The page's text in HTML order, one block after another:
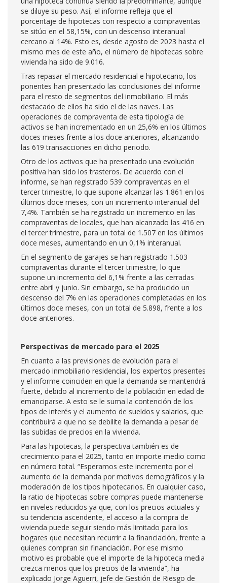
se diluye su peso. Así, el informe refleja que el
porcentaje de hipotecas con respecto a compraventas
se sitúo en el 58,15%, con un descenso interanual
cercano al 14%. Esto es, desde agosto de 2023 hasta el
mismo mes de este año, el número de hipotecas sobre
vivienda ha sido de 9.016.
Tras repasar el mercado residencial e hipotecario, los
ponentes han presentado las conclusiones del informe
para el resto de segmentos del inmobiliario. El más
destacado de ellos ha sido el de las naves. Las
operaciones de compraventa de esta tipología de
activos se han incrementado en un 25,6% en los últimos
doces meses frente a los doce anteriores, alcanzando
las 619 transacciones en dicho periodo.
Otro de los activos que ha presentado una evolución
positiva han sido los trasteros. De acuerdo con el
informe, se han registrado 539 compraventas en el
tercer trimestre, lo que supone alcanzar las 1.861 en los
últimos doce meses, con un incremento interanual del
7,4%. También se ha registrado un incremento en las
compraventas de locales, que han alcanzado las 416 en
el tercer trimestre, para un total de 1.507 en los últimos
doce meses, aumentando en un 0,1% interanual.
En el segmento de garajes se han registrado 1.503
compraventas durante el tercer trimestre, lo que
supone un incremento del 6,1% frente a las cerradas
entre abril y junio. Sin embargo, se ha producido un
descenso del 7% en las operaciones completadas en los
últimos doce meses, con un total de 5.898, frente a los
doce anteriores.
Perspectivas de mercado para el 2025
En cuanto a las previsiones de evolución para el
mercado inmobiliario residencial, los expertos presentes
y el informe coinciden en que la demanda se mantendrá
fuerte, debido al incremento de la población en edad de
emanciparse. A esto se le suma la contención de los
tipos de interés y el aumento de sueldos y salarios, que
contribuirá a que no se debilite la demanda a pesar de
las subidas de precios en la vivienda.
Para las hipotecas, la perspectiva también es de
crecimiento para el 2025, tanto en importe medio como
en número total. “Esperamos este incremento por el
aumento de la demanda por motivos demográficos y la
moderación de los tipos hipotecarios. En cualquier caso,
la ratio de hipotecas sobre compras puede mantenerse
en niveles reducidos ya que, con los precios actuales y
su tendencia ascendente, el acceso a la compra de
vivienda puede seguir siendo más limitado para los
hogares que necesitan recurrir a la financiación, frente a
quienes compran sin financiación. Por ese mismo
motivo es probable que el importe de la hipoteca media
crezca menos que los precios de la vivienda”, ha
explicado Jorge Aguerri, jefe de Gestión de Riesgo de